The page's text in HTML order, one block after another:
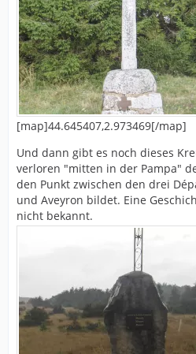
[map]44.645407,2.973469[/map]
Und dann gibt es noch dieses
verloren "mitten in der Pampa"
den Punkt zwischen den drei
und Aveyron bildet. Eine
nicht bekannt.